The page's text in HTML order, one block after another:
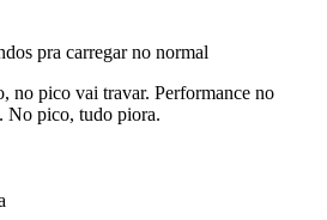
pra carregar no normal
no pico vai travar. Performance no
No pico, tudo piora.